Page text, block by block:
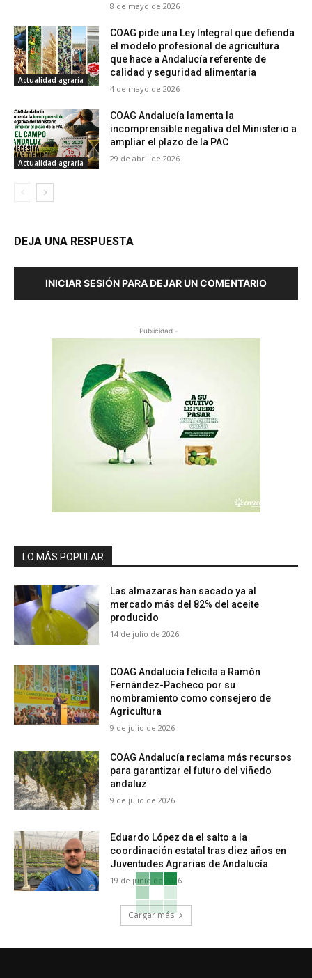
8 de mayo de 2026
Actualidad agraria
COAG pide una Ley Integral que defienda
el modelo profesional de agricultura
que hace a Andalucía referente de
calidad y seguridad alimentaria
4 de mayo de 2026
Actualidad agraria
COAG Andalucía lamenta la
incomprensible negativa del Ministerio a
ampliar el plazo de la PAC
29 de abril de 2026
DEJA UNA RESPUESTA
INICIAR SESIÓN PARA DEJAR UN COMENTARIO
- Publicidad -
LO MÁS POPULAR
Las almazaras han sacado ya al
mercado más del 82% del aceite
producido
14 de julio de 2026
COAG Andalucía felicita a Ramón
Fernández-Pacheco por su
nombramiento como consejero de
Agricultura
9 de julio de 2026
COAG Andalucía reclama más recursos
para garantizar el futuro del viñedo
andaluz
9 de julio de 2026
Eduardo López da el salto a la
coordinación estatal tras diez años en
Juventudes Agrarias de Andalucía
19 de junio de 2026
Cargar más